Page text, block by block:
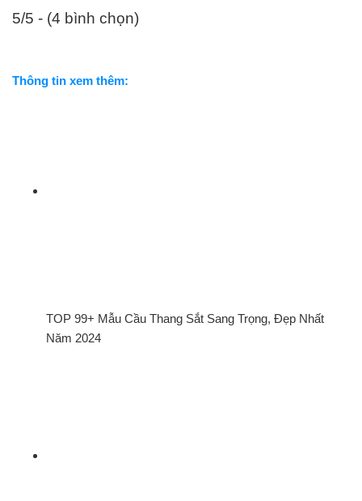
5/5 - (4 bình chọn)
Thông tin xem thêm:
TOP 99+ Mẫu Cầu Thang Sắt Sang Trọng, Đẹp Nhất
Năm 2024